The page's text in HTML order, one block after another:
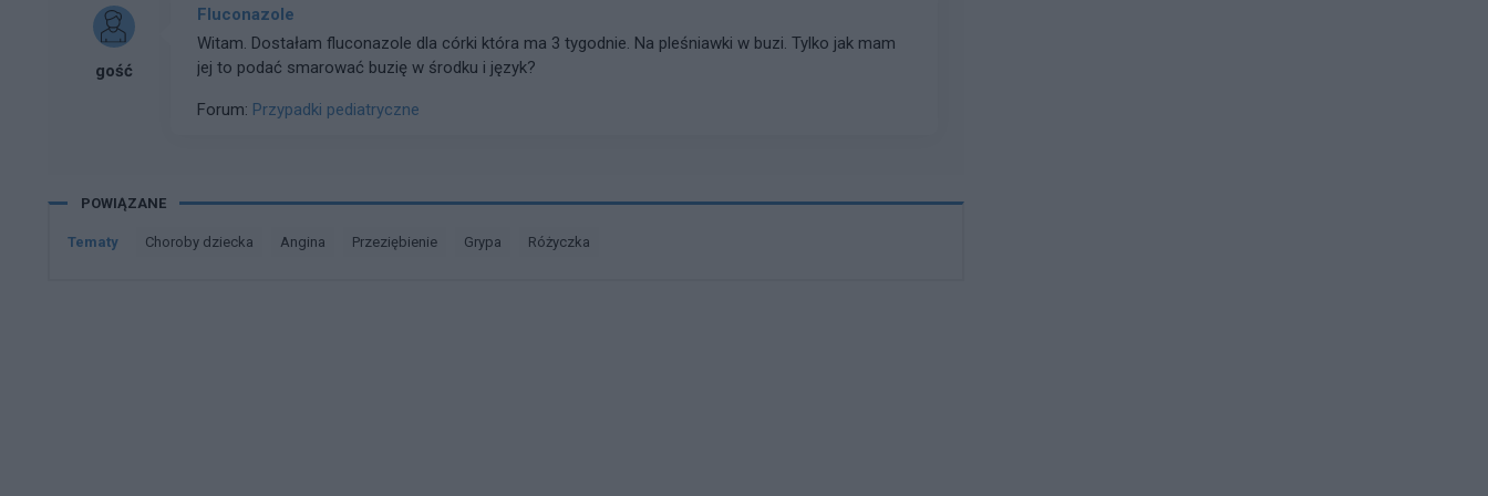
gość
Fluconazole
Witam. Dostałam fluconazole dla córki która ma 3 tygodnie. Na pleśniawki w buzi. Tylko jak mam
jej to podać smarować buzię w środku i język?
Forum: Przypadki pediatryczne
POWIĄZANE
Tematy choroby dziecka angina przeziębienie grypa różyczka